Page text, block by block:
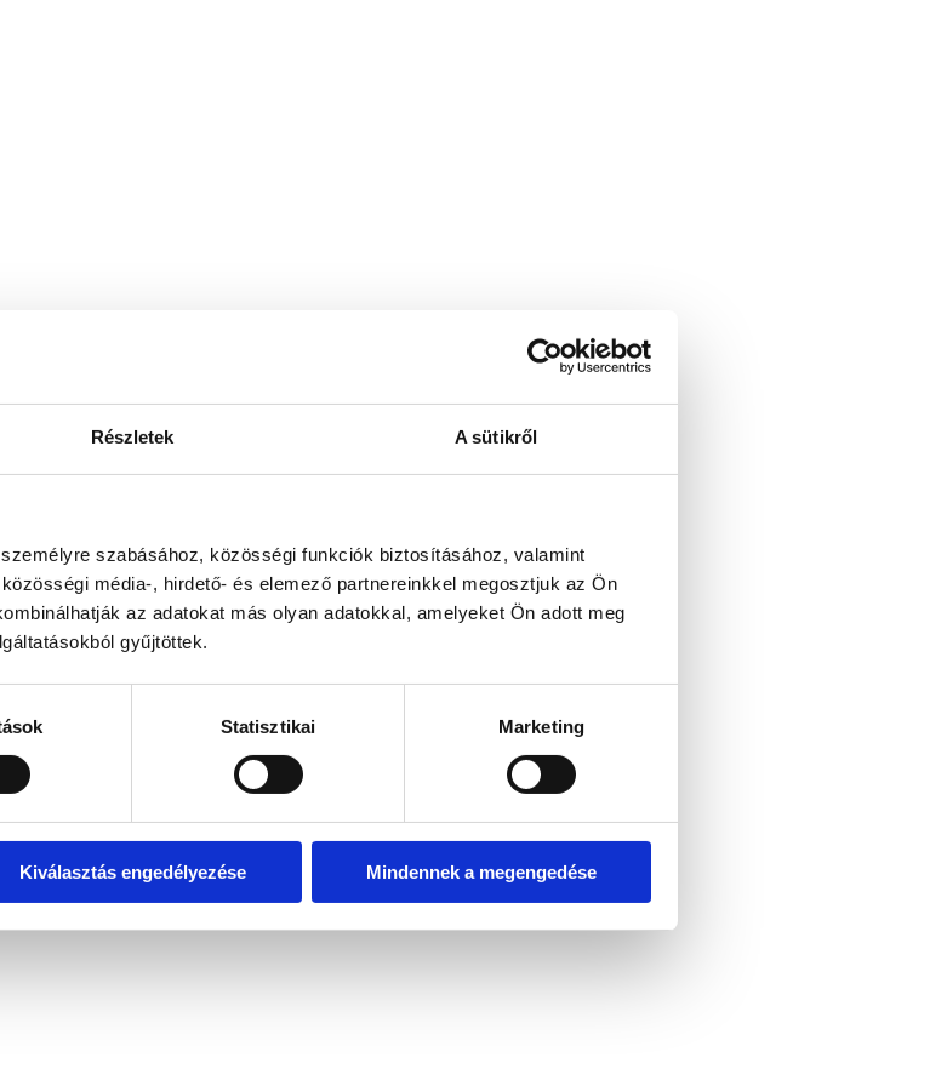
Részletek A sütikről
szabásához, közösségi funkciók biztosításához, valamint
média-, hirdető- és elemező partnereinkkel megosztjuk az Ön
az adatokat más olyan adatokkal, amelyeket Ön adott meg
gyűjtöttek.
Statisztikai Marketing
Kiválasztás engedélyezése Mindennek a megengedése
while loadingwww.bicapp.hu (see the browser console for more information)